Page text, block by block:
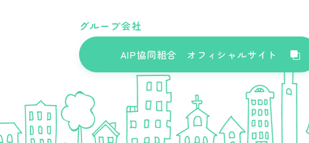
グループ会社
AIP協同組合 オフィシャルサイト